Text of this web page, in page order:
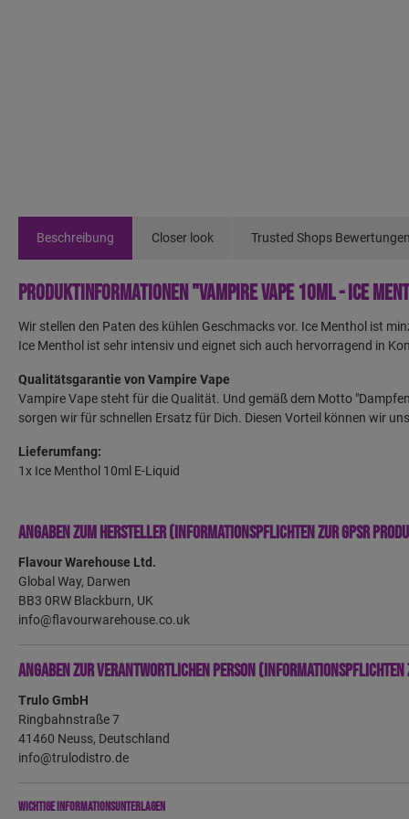
Beschreibung Closer look Trusted Shops Bewertungen
Produktinformationen "Vampire Vape 10ml - Ice
Wir stellen den Paten des kühlen Geschmacks vor. Ice Menthol ist
Ice Menthol ist sehr intensiv und eignet sich auch hervorragend in
Qualitätsgarantie von Vampire Vape
Vampire Vape steht für die Qualität. Und gemäß dem Motto
sorgen wir für schnellen Ersatz für Dich. Diesen Vorteil können wir
Lieferumfang:
1x Ice Menthol 10ml E-Liquid
Angaben zum Hersteller (Informationspflichten zur GPSR
Flavour Warehouse Ltd.
Global Way, Darwen
BB3 0RW Blackburn, UK
info@flavourwarehouse.co.uk
Angaben zur verantwortlichen Person (Informationspflichten
Trulo GmbH
Ringbahnstraße 7
41460 Neuss, Deutschland
info@trulodistro.de
Wichtige Informationsunterlagen